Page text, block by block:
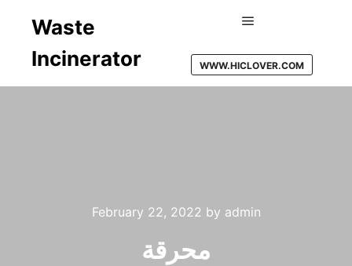
Waste
Incinerator
WWW.HICLOVER.COM
February 22, 2022 by admin
محرقة